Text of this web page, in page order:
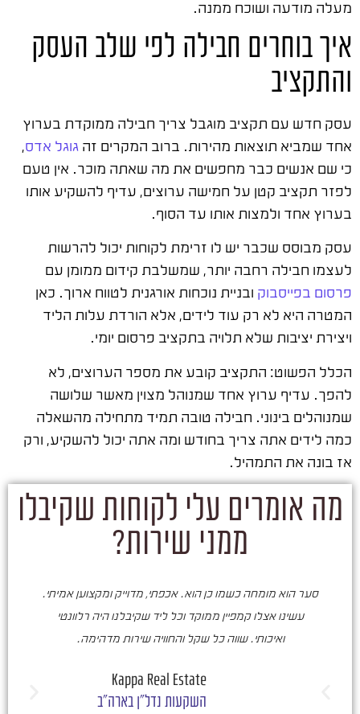
מעלה מודעה ושוכח ממנה.
איך בוחרים חבילה לפי שלב העסק
והתקציב
עסק חדש עם תקציב מוגבל צריך חבילה ממוקדת בערוץ
אחד שמביא תוצאות מהירות. ברוב המקרים זהגוגל אדס,
כי שם אנשים כבר מחפשים את מה שאתה מוכר. אין טעם
לפזר תקציב קטן על חמישה ערוצים, עדיף להשקיע אותו
בערוץ אחד ולמצות אותו עד הסוף.
עסק מבוסס שכבר יש לו זרימת לקוחות יכול להרשות
לעצמו חבילה רחבה יותר, שמשלבת קידום ממומן עם
פרסום בפייסבוק ובניית נוכחות אורגנית לטווח ארוך. כאן
המטרה היא לא רק עוד לידים, אלא הורדת עלות הליד
ויצירת יציבות שלא תלויה בתקציב פרסום יומי.
הכלל הפשוט: התקציב קובע את מספר הערוצים, לא
להפך. עדיף ערוץ אחד שמנוהל מצוין מאשר שלושה
שמנוהלים בינוני. חבילה טובה תמיד מתחילה מהשאלה
כמה לידים אתה צריך בחודש ומה אתה יכול להשקיע, ורק
אז בונה את התמהיל.
מה אומרים עלי לקוחות שקיבלו
ממני שירות?
סער הוא מומחה כשמו כן הוא. אכפתי, מדוייק ומקצוען אמיתי.
עשינו אצלו קמפיין ממוקד וכל ליד שקיבלנו היה רלוונטי
ואיכותי. שווה כל שקל והחוויה שירות מדהימה.
Kappa Real Estate
השקעות נדל"ן בארה"ב